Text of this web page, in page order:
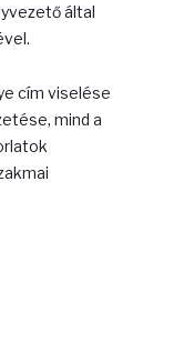
által
cím viselése
mind a